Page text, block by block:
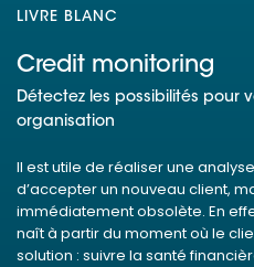
LIVRE BLANC
Credit monitoring
Détectez les possibilités pour
organisation
Il est utile de réaliser une
d’accepter un nouveau client,
immédiatement obsolète. En
naît à partir du moment où le
solution : suivre la santé